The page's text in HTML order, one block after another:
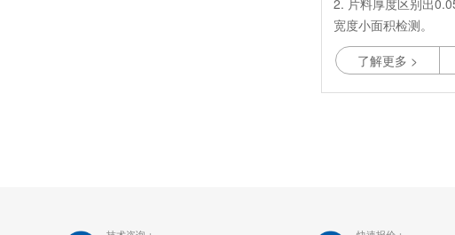
宽度小面积检测。
3. 高速检测度可达到
间5毫秒，极速反应。
4. 采用全进口原配件
了解更多 >